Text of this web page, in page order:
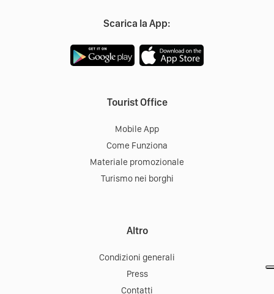
Scarica la App:
Tourist Office
Mobile App
Come Funziona
Materiale promozionale
Turismo nei borghi
Altro
Condizioni generali
Press
Contatti